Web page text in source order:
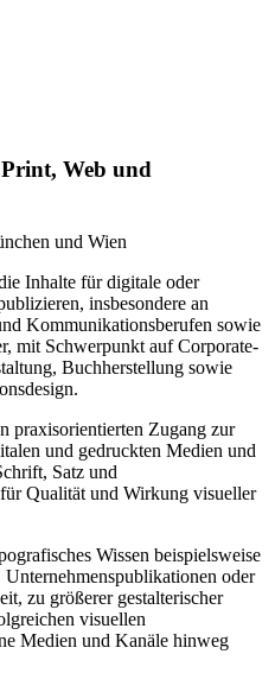
Web und
und Wien
Inhalte für digitale oder
insbesondere an
Kommunikationsberufen sowie
mit Schwerpunkt auf Corporate-
Buchherstellung sowie
praxisorientierten Zugang zur
und gedruckten Medien und
Satz und
Qualität und Wirkung visueller
Wissen beispielsweise
oder
zu größerer gestalterischer
visuellen
Medien und Kanäle hinweg